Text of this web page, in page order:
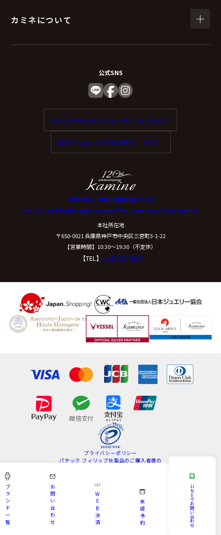
カミネについて
公式SNS
Enjoy tax-free shopping at Kamine. (English)
歡迎在 Kamine 享受免稅購物。（中文）
神戸 時計・宝飾正規販売店カミネ
Authorized Dealer Watches and Fine Jewellery, Kobe Kamine
本社所在地
〒650-0021 兵庫県神戸市中央区三宮町3-1-22
【営業時間】10:30〜19:30（不定休）
【TEL】 0120-02-7039
プライバシーポリシー
パテック フィリップ社製品のご購入者様の
サイトマップ
Copyright © KAMINE All Rights Reserved.
ブ
ラ
ン
ド
一
覧
お
問
い
合
わ
せ
W
E
B
決
済
来
店
予
約
LI
N
E
で
お
問
い
合
わ
せ